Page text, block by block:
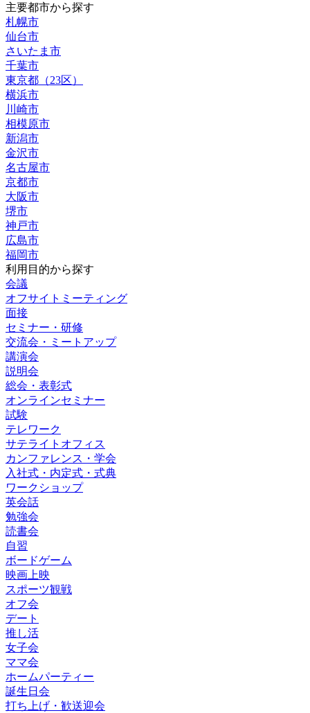
主要都市から探す
札幌市
仙台市
さいたま市
千葉市
東京都（23区）
横浜市
川崎市
相模原市
新潟市
金沢市
名古屋市
京都市
大阪市
堺市
神戸市
広島市
福岡市
利用目的から探す
会議
オフサイトミーティング
面接
セミナー・研修
交流会・ミートアップ
講演会
説明会
総会・表彰式
オンラインセミナー
試験
テレワーク
サテライトオフィス
カンファレンス・学会
入社式・内定式・式典
ワークショップ
英会話
勉強会
読書会
自習
ボードゲーム
映画上映
スポーツ観戦
オフ会
デート
推し活
女子会
ママ会
ホームパーティー
誕生日会
打ち上げ・歓送迎会